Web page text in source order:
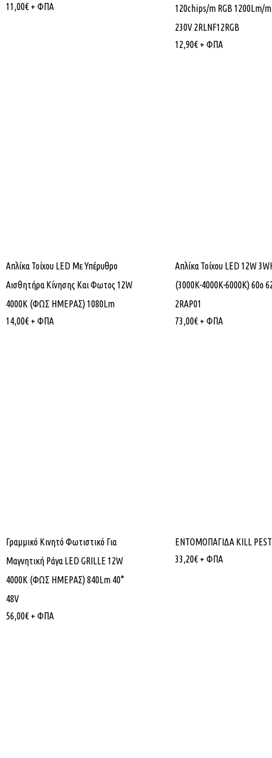
11,00€ + ΦΠΑ
120chips/m RGB 1200Lm/
230V 2RLNF12RGB
12,90€ + ΦΠΑ
Απλίκα Τοίχου LED Με Υπέρυθρο
Αισθητήρα Κίνησης Και Φωτoς 12W
4000K (ΦΩΣ ΗΜΕΡΑΣ) 1080Lm
14,00€ + ΦΠΑ
Απλίκα Τοίχου LED 12W
(3000K-4000K-6000K) 60ο
2RAP01
73,00€ + ΦΠΑ
Γραμμικό Κινητό Φωτιστικό Για
Μαγνητική Ράγα LED GRILLE 12W
4000K (ΦΩΣ ΗΜΕΡΑΣ) 840Lm 40°
48V
56,00€ + ΦΠΑ
ΕΝΤΟΜΟΠΑΓΙΔΑ KILL
33,20€ + ΦΠΑ